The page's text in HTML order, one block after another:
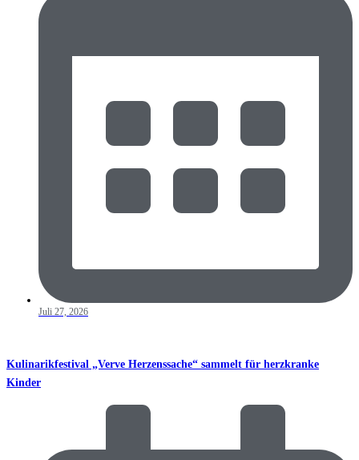
Juli 27, 2026
Kulinarikfestival „Verve Herzenssache“ sammelt für herzkranke
Kinder